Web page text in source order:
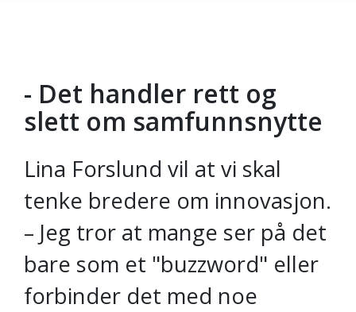
Gå til hovedinnhold
- Det handler rett og
slett om samfunnsnytte
Lina Forslund vil at vi skal
tenke bredere om innovasjon.
– Jeg tror at mange ser på det
bare som et "buzzword" eller
forbinder det med noe